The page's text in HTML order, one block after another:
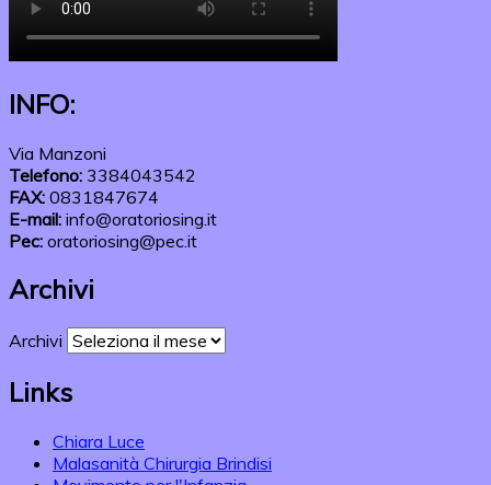
INFO:
Via Manzoni
Telefono: 3384043542
FAX: 0831847674
E-mail: info@oratoriosing.it
Pec: oratoriosing@pec.it
Archivi
Archivi
Links
Chiara Luce
Malasanità Chirurgia Brindisi